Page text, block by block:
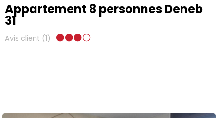
Appartement 8 personnes Deneb
31
Avis client (1)